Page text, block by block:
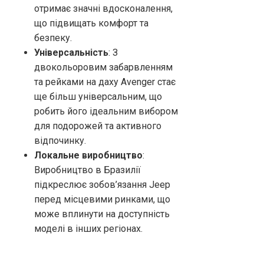
отримає значні вдосконалення,
що підвищать комфорт та
безпеку.
Універсальність: З
двокольоровим забарвленням
та рейками на даху Avenger стає
ще більш універсальним, що
робить його ідеальним вибором
для подорожей та активного
відпочинку.
Локальне виробництво:
Виробництво в Бразилії
підкреслює зобов’язання Jeep
перед місцевими ринками, що
може вплинути на доступність
моделі в інших регіонах.